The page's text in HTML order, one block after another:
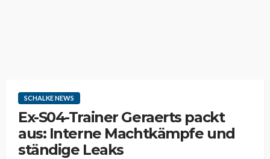
SCHALKE NEWS
Ex-S04-Trainer Geraerts packt
aus: Interne Machtkämpfe und
ständige Leaks